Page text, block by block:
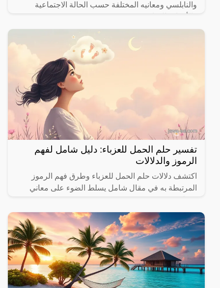
والنابلسي ومعانيه المختلفة حسب الحالة الاجتماعية
تفسير حلم الحمل للعزباء: دليل شامل لفهم
الرموز والدلالات
اكتشف دلالات حلم الحمل للعزباء وطرق فهم الرموز
المرتبطة به في مقال شامل يسلط الضوء على معاني